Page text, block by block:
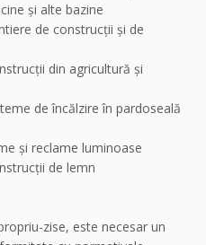
şi alte bazine
de construcţii şi de
din agricultură şi
de încălzire în pardoseală
şi reclame luminoase
de lemn
zise, este necesar un